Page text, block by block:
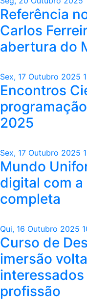
Referência
Carlos
abertura do
Sex, 17 Outubro 2025
Encontros
2025
Sex, 17 Outubro 2025
Mundo
digital com
completa
Qui, 16 Outubro 2025
Curso de
imersão
profissão